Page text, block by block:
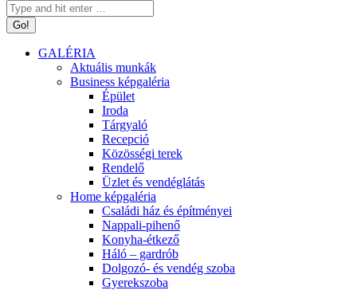
GALÉRIA
Aktuális munkák
Business képgaléria
Épület
Iroda
Tárgyaló
Recepció
Közösségi terek
Rendelő
Üzlet és vendéglátás
Home képgaléria
Családi ház és építményei
Nappali-pihenő
Konyha-étkező
Háló – gardrób
Dolgozó- és vendég szoba
Gyerekszoba